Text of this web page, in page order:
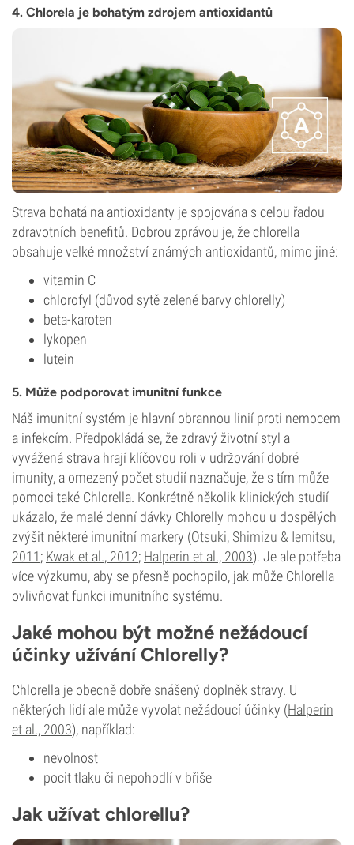
4. Chlorela je bohatým zdrojem antioxidantů
Strava bohatá na antioxidanty je spojována s celou řadou
zdravotních benefitů. Dobrou zprávou je, že chlorella
obsahuje velké množství známých antioxidantů, mimo jiné:
vitamin C
chlorofyl (důvod sytě zelené barvy chlorelly)
beta-karoten
lykopen
lutein
5. Může podporovat imunitní funkce
Náš imunitní systém je hlavní obrannou linií proti nemocem
a infekcím. Předpokládá se, že zdravý životní styl a
vyvážená strava hrají klíčovou roli v udržování dobré
imunity, a omezený počet studií naznačuje, že s tím může
pomoci také Chlorella. Konkrétně několik klinických studií
ukázalo, že malé denní dávky Chlorelly mohou u dospělých
zvýšit některé imunitní markery (Otsuki, Shimizu & Iemitsu,
2011; Kwak et al., 2012; Halperin et al., 2003). Je ale potřeba
více výzkumu, aby se přesně pochopilo, jak může Chlorella
ovlivňovat funkci imunitního systému.
Jaké mohou být možné nežádoucí
účinky užívání Chlorelly?
Chlorella je obecně dobře snášený doplněk stravy. U
některých lidí ale může vyvolat nežádoucí účinky (Halperin
et al., 2003), například:
nevolnost
pocit tlaku či nepohodlí v břiše
Jak užívat chlorellu?